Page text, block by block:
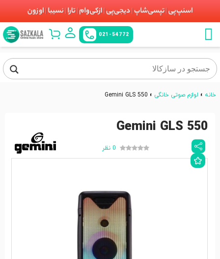
021-54772
خانه » لوازم صوتی خانگی »
Gemini GLS 550
Gemini GLS 550
0 نظر